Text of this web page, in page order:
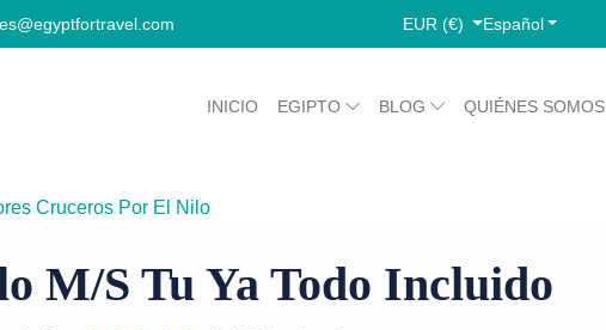
EUR (€) Español
INICIO EGIPTO BLOG QUIÉNES SOMOS
Cruceros Por El Nilo
M/S Tu Ya Todo Incluido